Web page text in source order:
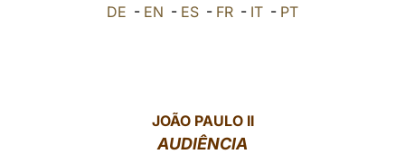
العربيّة DE - EN - ES - FR - IT - PT
JOÃO PAULO II
AUDIÊNCIA